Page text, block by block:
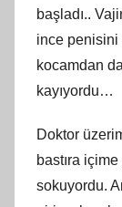
başladı..
ince penisini
kocamdan
kayıyordu…
Doktor
bastıra
sokuyordu.